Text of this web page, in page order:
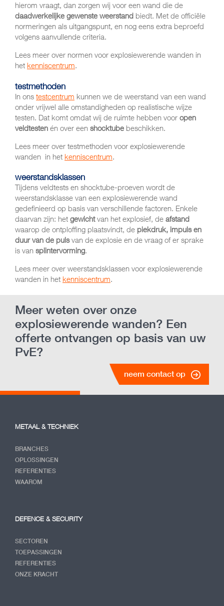
hierom vraagt, dan zorgen wij voor een wand die de
daadwerkelijke gewenste weerstand biedt. Met de officiële
normeringen als uitgangspunt, en nog eens extra beproefd
volgens aanvullende criteria.
Lees meer over normen voor explosiewerende wanden in
het kenniscentrum.
testmethoden
In ons testcentrum kunnen we de weerstand van een wand
onder vrijwel alle omstandigheden op realistische wijze
testen. Dat komt omdat wij de ruimte hebben voor open
veldtesten én over een shocktube beschikken.
Lees meer over testmethoden voor explosiewerende
wanden in het kenniscentrum
weerstandsklassen
Tijdens veldtests en shocktube-proeven wordt de
weerstandsklasse van een explosiewerende wand
gedefinieerd op basis van verschillende factoren. Enkele
daarvan zijn: het gewichtvan het explosief, de afstand
waarop de ontploffing plaatsvindt, de piekdruk, impuls en
duur van de pulsvan de explosie en de vraag of er sprake
is van splintervorming.
Lees meer over weerstandsklassen voor explosiewerende
wanden in het kenniscentrum.
Meer weten over onze
explosiewerende wanden? Een
offerte ontvangen op basis van uw
PvE?
neem contact op
METAAL & TECHNIEK
BRANCHES
OPLOSSINGEN
REFERENTIES
WAAROM
DEFENCE & SECURITY
SECTOREN
TOEPASSINGEN
REFERENTIES
ONZE KRACHT